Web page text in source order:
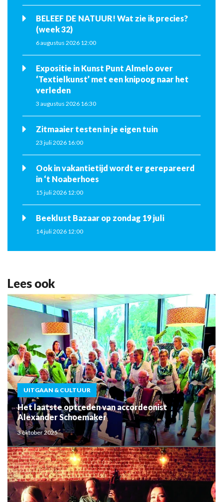
BELEEF DE NATUUR! Wat zie ik precies?
(week 32)
6 augustus 2026 12:00
Expositie in Kunst Punt Almelo over
‘Textielkunst’ met een knipoog naar het
verleden
3 augustus 2026 16:30
Zitmaaier testen in je eigen tuin
23 juli 2026 16:00
Ook in vakantietijd wordt er gerepareerd
in ‘t Noaberhoes
15 juli 2026 12:00
Beeklust Bazaar op zondag 19 juli
14 juli 2026 12:00
Lees ook
UITGAAN & CULTUUR
Het laatste optreden van accordeonist
Alexander Schoemaker
3 oktober 2025